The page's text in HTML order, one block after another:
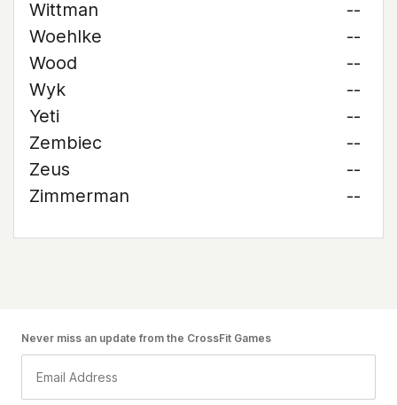
Wittman
--
Woehlke
--
Wood
--
Wyk
--
Yeti
--
Zembiec
--
Zeus
--
Zimmerman
--
Never miss an update from the CrossFit Games